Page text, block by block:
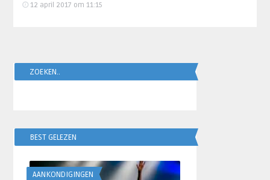
12 april 2017 om 11:15
ZOEKEN..
BEST GELEZEN
AANKONDIGINGEN